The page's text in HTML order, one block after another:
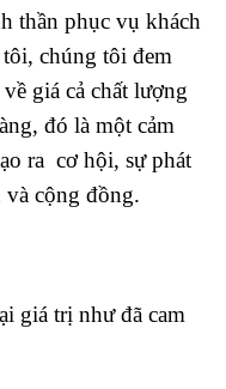
thần phục vụ khách
chúng tôi đem
giá cả chất lượng
đó là một cảm
ra cơ hội, sự phát
cộng đồng.
giá trị như đã cam